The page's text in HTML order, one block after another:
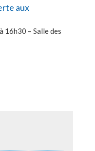
aux
16h30 – Salle des